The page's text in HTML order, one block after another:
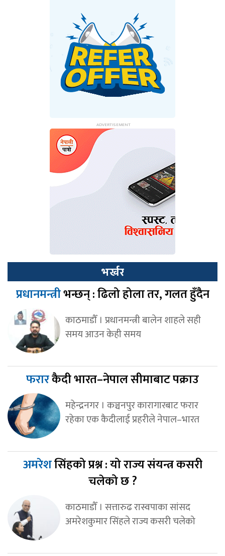
भर्खर
प्रधानमन्त्रीभन्छन् : ढिलो होला तर, गलत हुँदैन
काठमाडौँ । प्रधानमन्त्री बालेन शाहले सही
समय आउन केही समय
फरारकैदी भारत–नेपाल सीमाबाट पक्राउ
महेन्द्रनगर । कञ्चनपुर कारागारबाट फरार
रहेका एक कैदीलाई प्रहरीले नेपाल–भारत
अमरेशसिंहको प्रश्न : यो राज्य संयन्त्र कसरी
चलेको छ ?
काठमाडौँ । सत्तारुढ रास्वपाका सांसद
अमरेशकुमार सिंहले राज्य कसरी चलेको